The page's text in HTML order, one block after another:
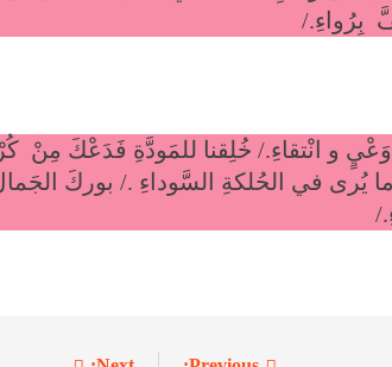
بِرُواءِ./
و انْتقاءِ./ خُلِقنا للمَودَّةِ فَدَعْكَ مِنْ
يُرى في الحُلكةِ السَّوداءِ ./ بوركَ